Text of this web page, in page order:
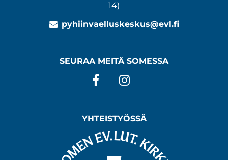
14)
pyhiinvaelluskeskus@evl.fi
SEURAA MEITÄ SOMESSA
Facebook
YHTEISTYÖSSÄ